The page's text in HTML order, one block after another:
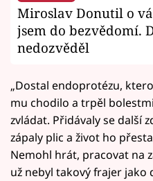
Miroslav Donutil o
jsem do bezvědomí.
nedozvěděl
„Dostal endoprotézu,
mu chodilo a trpěl
zvládat. Přidávaly se další
zápaly plic a život ho
Nemohl hrát, pracovat na
už nebyl takový frajer jako